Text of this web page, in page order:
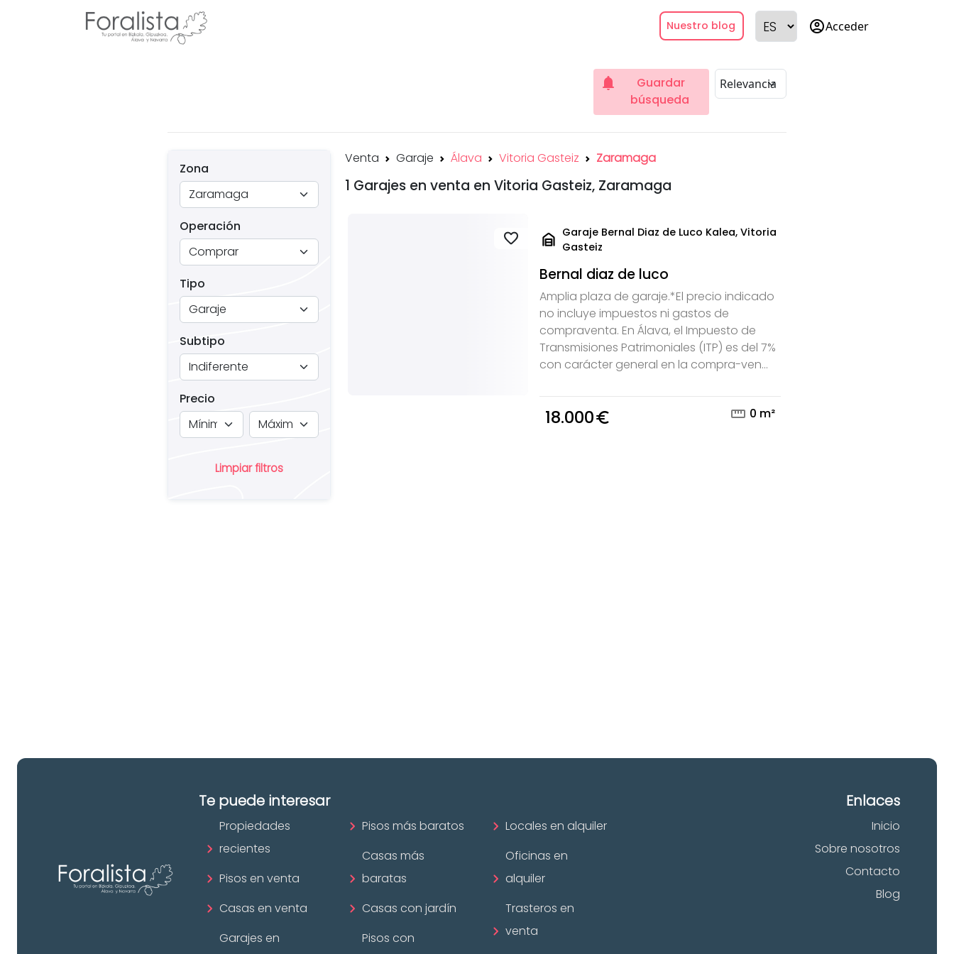
Nuestro blog account_circleAcceder
notifications
Guardar
búsqueda
Zona
Operación
Tipo
Subtipo
Precio
Limpiar filtros
Venta Garaje Álava Vitoria Gasteiz Zaramaga
1 Garajes en venta en Vitoria Gasteiz, Zaramaga
favorite
mailphone
garage_home Garaje Bernal Diaz de Luco Kalea, Vitoria
Gasteiz
Bernal diaz de luco
Amplia plaza de garaje.*El precio indicado
no incluye impuestos ni gastos de
compraventa. En Álava, el Impuesto de
Transmisiones Patrimoniales (ITP) es del 7%
con carácter general en la compra-ven...
18.000euro_symbol straighten 0 m²
Te puede interesar
Propiedades
recientes
Pisos en venta
Casas en venta
Garajes en
Pisos más baratos
Casas más
baratas
Casas con jardín
Pisos con
Locales en alquiler
Oficinas en
alquiler
Trasteros en
venta
Enlaces
Inicio
Sobre nosotros
Contacto
Blog